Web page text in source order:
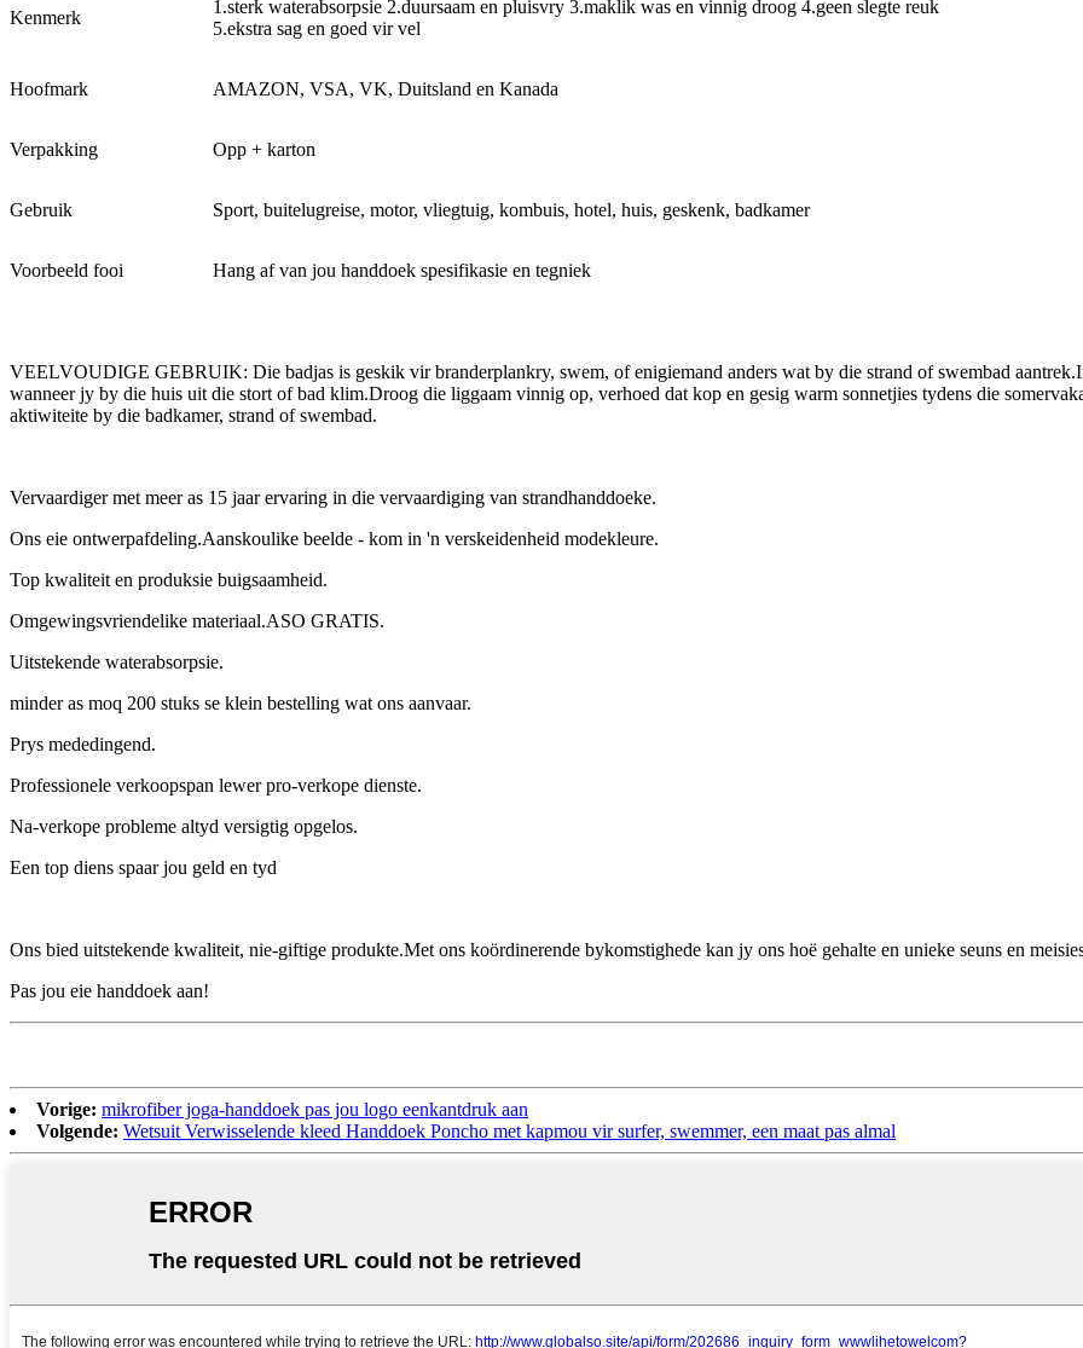
Kenmerk
1.sterk waterabsorpsie 2.duursaam en pluisvry 3.maklik was en vinnig droog 4.geen slegte reuk
5.ekstra sag en goed vir vel
Hoofmark AMAZON, VSA, VK, Duitsland en Kanada
Verpakking Opp + karton
Gebruik Sport, buitelugreise, motor, vliegtuig, kombuis, hotel, huis, geskenk, badkamer
Voorbeeld fooi Hang af van jou handdoek spesifikasie en tegniek
VEELVOUDIGE GEBRUIK: Die badjas is geskik vir branderplankry, swem, of enigiemand anders wat by die strand of swembad
wanneer jy by die huis uit die stort of bad klim.Droog die liggaam vinnig op, verhoed dat kop en gesig warm sonnetjies tydens die
aktiwiteite by die badkamer, strand of swembad.
Vervaardiger met meer as 15 jaar ervaring in die vervaardiging van strandhanddoeke.
Ons eie ontwerpafdeling.Aanskoulike beelde - kom in 'n verskeidenheid modekleure.
Top kwaliteit en produksie buigsaamheid.
Omgewingsvriendelike materiaal.ASO GRATIS.
Uitstekende waterabsorpsie.
minder as moq 200 stuks se klein bestelling wat ons aanvaar.
Prys mededingend.
Professionele verkoopspan lewer pro-verkope dienste.
Na-verkope probleme altyd versigtig opgelos.
Een top diens spaar jou geld en tyd
Ons bied uitstekende kwaliteit, nie-giftige produkte.Met ons koördinerende bykomstighede kan jy ons hoë gehalte en unieke seuns en
Pas jou eie handdoek aan!
Vorige: mikrofiber joga-handdoek pas jou logo eenkantdruk aan
Volgende: Wetsuit Verwisselende kleed Handdoek Poncho met kapmou vir surfer, swemmer, een maat pas almal